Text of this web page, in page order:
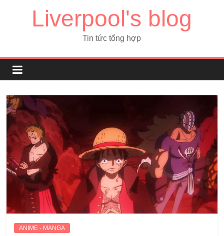
Liverpool's blog
Tin tức tổng hợp
ANIME - MANGA